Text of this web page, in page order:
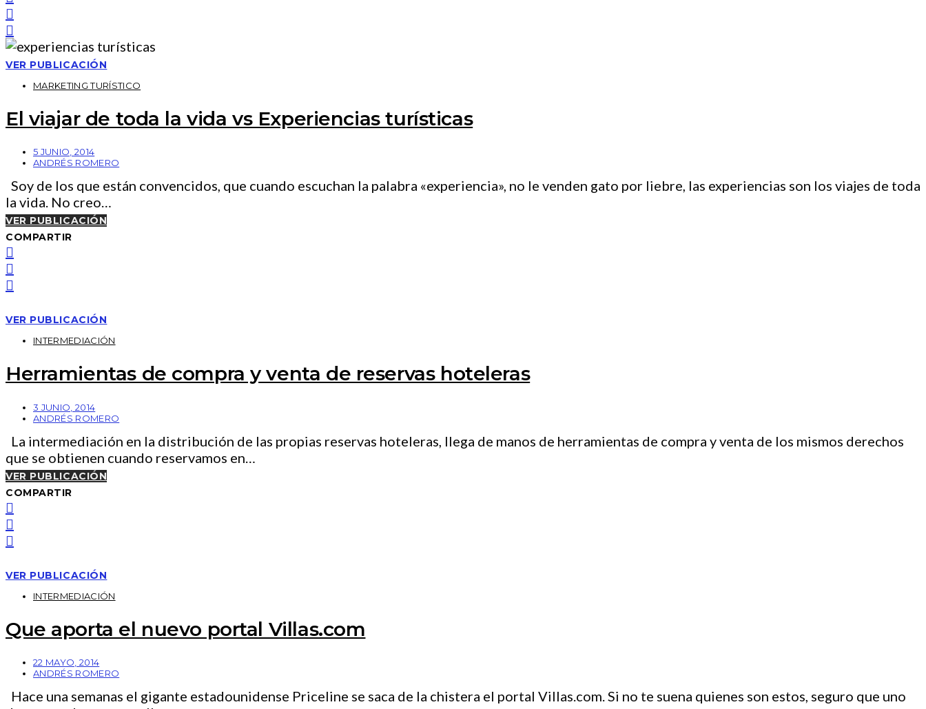
VER PUBLICACIÓN
MARKETING TURÍSTICO
El viajar de toda la vida vs Experiencias turísticas
5 JUNIO, 2014
ANDRÉS ROMERO
Soy de los que están convencidos, que cuando escuchan la palabra «experiencia», no le venden gato por liebre, las experiencias son los viajes de toda
la vida. No creo…
VER PUBLICACIÓN
COMPARTIR
VER PUBLICACIÓN
INTERMEDIACIÓN
Herramientas de compra y venta de reservas hoteleras
3 JUNIO, 2014
ANDRÉS ROMERO
La intermediación en la distribución de las propias reservas hoteleras, llega de manos de herramientas de compra y venta de los mismos derechos
que se obtienen cuando reservamos en…
VER PUBLICACIÓN
COMPARTIR
VER PUBLICACIÓN
INTERMEDIACIÓN
Que aporta el nuevo portal Villas.com
22 MAYO, 2014
ANDRÉS ROMERO
Hace una semanas el gigante estadounidense Priceline se saca de la chistera el portal Villas.com. Si no te suena quienes son estos, seguro que uno